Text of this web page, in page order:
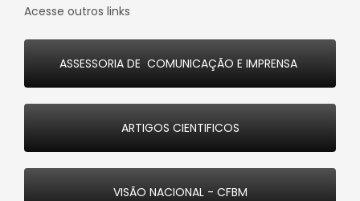
Acesse outros links
ASSESSORIA DE COMUNICAÇÃO E IMPRENSA
ARTIGOS CIENTIFICOS
VISÃO NACIONAL - CFBM